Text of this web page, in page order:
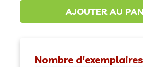
Nombre d'exemplaires